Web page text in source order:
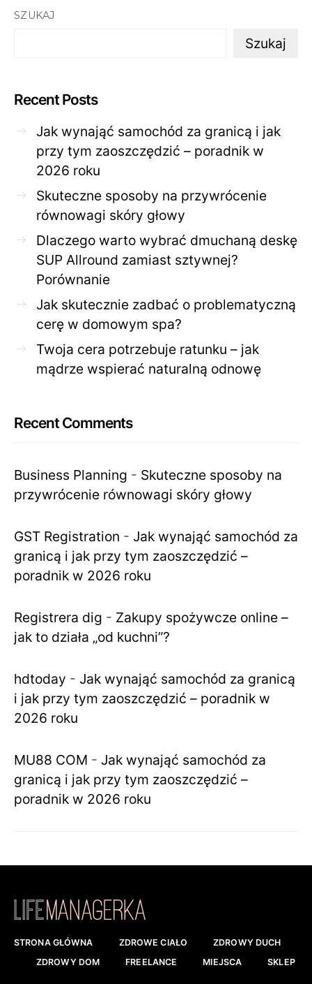
SZUKAJ
Szukaj
Recent Posts
Jak wynająć samochód za granicą i jak
przy tym zaoszczędzić – poradnik w
2026 roku
Skuteczne sposoby na przywrócenie
równowagi skóry głowy
Dlaczego warto wybrać dmuchaną deskę
SUP Allround zamiast sztywnej?
Porównanie
Jak skutecznie zadbać o problematyczną
cerę w domowym spa?
Twoja cera potrzebuje ratunku – jak
mądrze wspierać naturalną odnowę
Recent Comments
Business Planning - Skuteczne sposoby na
przywrócenie równowagi skóry głowy
GST Registration - Jak wynająć samochód za
granicą i jak przy tym zaoszczędzić –
poradnik w 2026 roku
Registrera dig - Zakupy spożywcze online –
jak to działa „od kuchni”?
hdtoday - Jak wynająć samochód za granicą
i jak przy tym zaoszczędzić – poradnik w
2026 roku
MU88 COM - Jak wynająć samochód za
granicą i jak przy tym zaoszczędzić –
poradnik w 2026 roku
STRONA GŁÓWNA ZDROWE CIAŁO
ZDROWY DUCH
ZDROWY DOM
FREELANCE MIEJSCA SKLEP